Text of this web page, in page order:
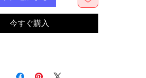
今すぐ購入